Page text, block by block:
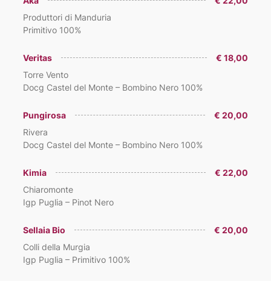
Produttori di Manduria
Primitivo 100%
Veritas
€ 18,00
Torre Vento
Docg Castel del Monte – Bombino Nero 100%
Pungirosa
€ 20,00
Rivera
Docg Castel del Monte – Bombino Nero 100%
Kimia
€ 22,00
Chiaromonte
Igp Puglia – Pinot Nero
Sellaia Bio
€ 20,00
Colli della Murgia
Igp Puglia – Primitivo 100%